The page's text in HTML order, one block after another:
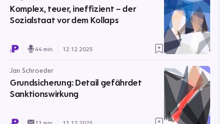
Komplex, teuer, ineffizient – der
Sozialstaat vor dem Kollaps
44 min. 12.12.2025
Jan Schroeder
Grundsicherung: Detail gefährdet
Sanktionswirkung
11 min. 11.12.2025